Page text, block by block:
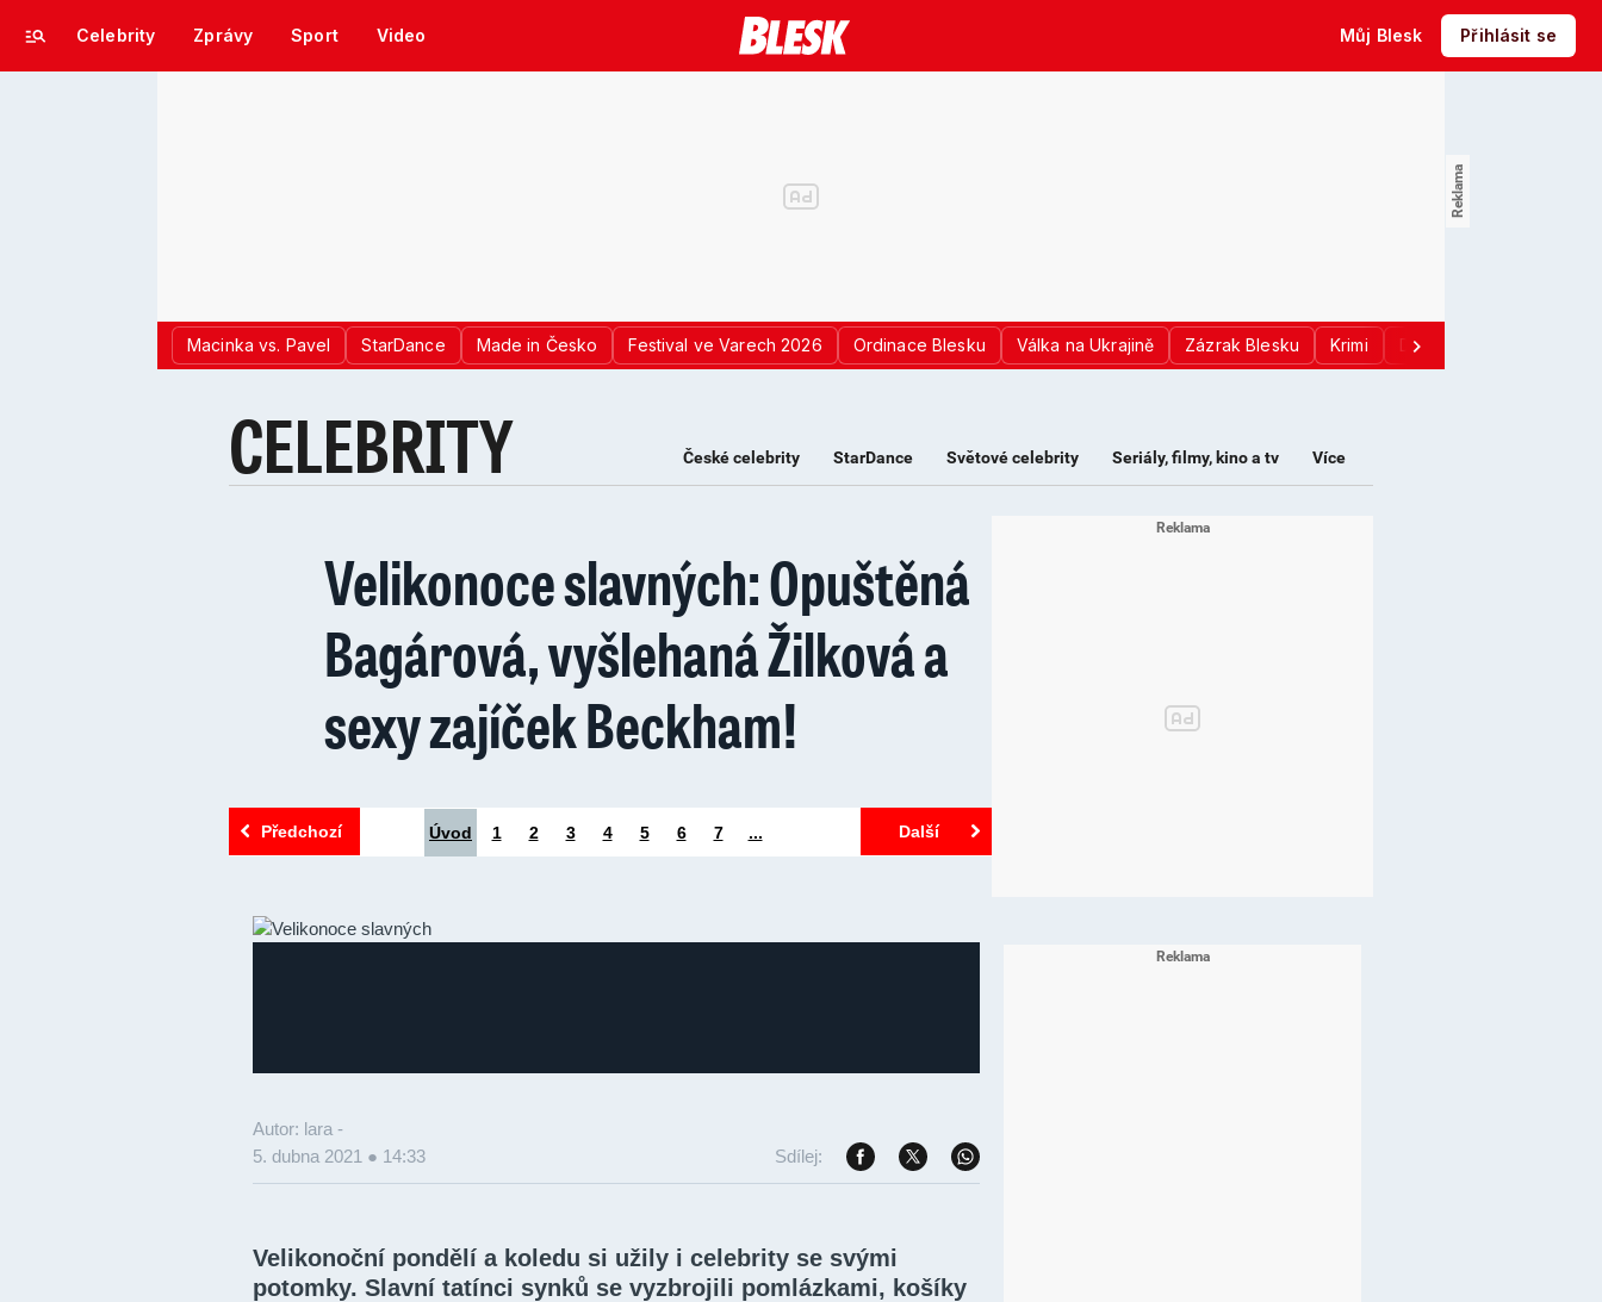
Celebrity Zprávy Sport Video Můj Blesk Přihlásit se
Macinka vs. Pavel StarDance Made in Česko Festival ve Varech 2026 Ordinace Blesku Válka na Ukrajině Zázrak Blesku Krimi Donald Trump
CELEBRITY České celebrity StarDance Světové celebrity Seriály, filmy, kino a tv Více
Velikonoce slavných: Opuštěná
Bagárová, vyšlehaná Žilková a
sexy zajíček Beckham!
Předchozí Úvod 1 2 3 4 5 6 7 ... Další
Autor: lara -
5. dubna 2021 ● 14:33
Sdílej:
Velikonoční pondělí a koledu si užily i celebrity se svými
potomky. Slavní tatínci synků se vyzbrojili pomlázkami, košíky